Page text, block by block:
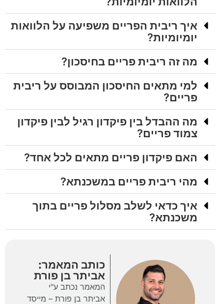
הפריים משפיעה על הלוואות
פריים בחיסכון?
החיסכון המבוסס על ריבית
בין פיקדון רגיל לבין פיקדון
פריים מתאים לכל אחד?
פריים במשכנתא?
לשלב מסלול פריים בתוך
כותב המאמר:
אביתר בן פורת
המאמר נכתב ע"י
אביתר בן פורת – מייסד